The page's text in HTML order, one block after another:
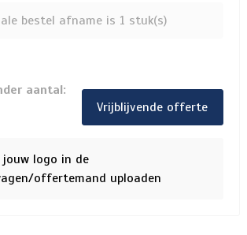
bestel afname is 1 stuk(s)
aantal:
Vrijblijvende offerte
logo in de
offertemand uploaden